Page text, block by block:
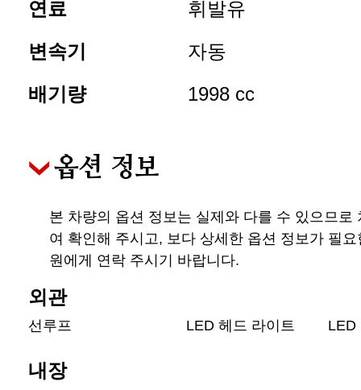
연료
휘발유
변속기
자동
배기량
1998 cc
옵션 정보
본 차량의 옵션 정보는 실제와 다를 수 있으므로
여 확인해 주시고, 보다 상세한 옵션 정보가 필
원에게 연락 주시기 바랍니다.
외관
선루프 LED 헤드 라이트 LED
내장